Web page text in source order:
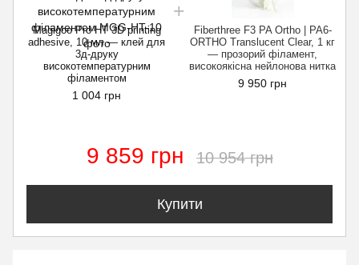
Magigoo Pro HT 3D printing
adhesive, 10 мл — клей для
3д-друку
високотемпературним
філаментом
1 004 грн
Fiberthree F3 PA Ortho | PA6-
ORTHO Translucent Clear, 1 кг
— прозорий філамент,
високоякісна нейлонова нитка
9 950 грн
9 859 грн 10 954 грн
Купити